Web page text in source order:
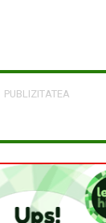
PUBLIZITATEA